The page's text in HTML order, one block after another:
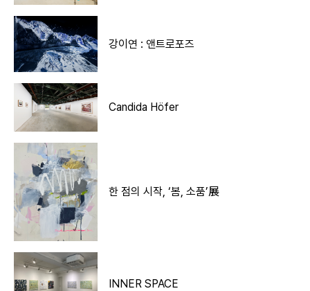
강이연 : 앤트로포즈
Candida Höfer
한 점의 시작, ‘봄, 소품’展
INNER SPACE